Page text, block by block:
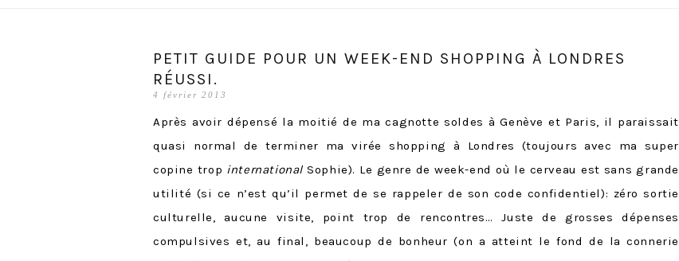
PETIT GUIDE POUR UN WEEK-END SHOPPING À LONDRES
RÉUSSI.
4 février 2013
Après avoir dépensé la moitié de ma cagnotte soldes à Genève et Paris, il paraissait
quasi normal de terminer ma virée shopping à Londres (toujours avec ma super
copine trop international Sophie). Le genre de week-end où le cerveau est sans grande
utilité (si ce n’est qu’il permet de se rappeler de son code confidentiel): zéro sortie
culturelle, aucune visite, point trop de rencontres… Juste de grosses dépenses
compulsives et, au final, beaucoup de bonheur (on a atteint le fond de la connerie